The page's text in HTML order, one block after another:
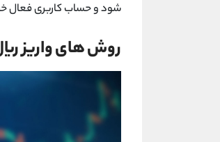
‌شود و حساب کاربری فعال
روش ‌های واریز